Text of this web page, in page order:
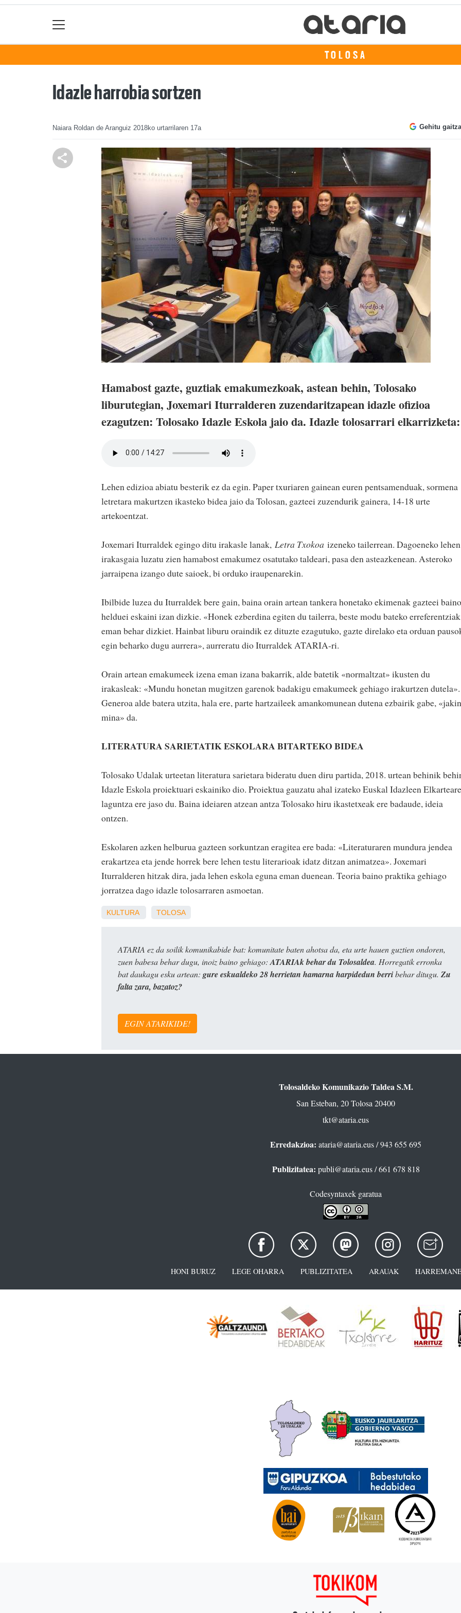
TOLOSA
Idazle harrobia sortzen
Naiara Roldan de Aranguiz 2018ko urtarrilaren 17a Gehitu
Hamabost gazte, guztiak emakumezkoak, astean behin, Tolosako
liburutegian, Joxemari Iturralderen zuzendaritzapean idazle ofizioa
ezagutzen: Tolosako Idazle Eskola jaio da. Idazle tolosarrari elkarrizketa:
Lehen edizioa abiatu besterik ez da egin. Paper txuriaren gainean euren pentsamenduak, sormena
letretara makurtzen ikasteko bidea jaio da Tolosan, gazteei zuzendurik gainera, 14-18 urte
artekoentzat.
Joxemari Iturraldek egingo ditu irakasle lanak, Letra Txokoa izeneko tailerrean. Dagoeneko lehen
irakasgaia luzatu zien hamabost emakumez osatutako taldeari, pasa den asteazkenean. Asteroko
jarraipena izango dute saioek, bi orduko iraupenarekin.
Ibilbide luzea du Iturraldek bere gain, baina orain artean tankera honetako ekimenak gazteei baino
helduei eskaini izan dizkie. «Honek ezberdina egiten du tailerra, beste modu bateko erreferentziak
eman behar dizkiet. Hainbat liburu oraindik ez dituzte ezagutuko, gazte direlako eta orduan
egin beharko dugu aurrera», aurreratu dio Iturraldek ATARIA-ri.
Orain artean emakumeek izena eman izana bakarrik, alde batetik «normaltzat» ikusten du
irakasleak: «Mundu honetan mugitzen garenok badakigu emakumeek gehiago irakurtzen dutela».
Generoa alde batera utzita, hala ere, parte hartzaileek amankomunean dutena ezbairik gabe,
mina» da.
LITERATURA SARIETATIK ESKOLARA BITARTEKO BIDEA
Tolosako Udalak urteetan literatura sarietara bideratu duen diru partida, 2018. urtean behinik
Idazle Eskola proiektuari eskainiko dio. Proiektua gauzatu ahal izateko Euskal Idazleen
laguntza ere jaso du. Baina ideiaren atzean antza Tolosako hiru ikastetxeak ere badaude, ideia
ontzen.
Eskolaren azken helburua gazteen sorkuntzan eragitea ere bada: «Literaturaren mundura jendea
erakartzea eta jende horrek bere lehen testu literarioak idatz ditzan animatzea». Joxemari
Iturralderen hitzak dira, jada lehen eskola eguna eman duenean. Teoria baino praktika gehiago
jorratzea dago idazle tolosarraren asmoetan.
KULTURA TOLOSA
ATARIA ez da soilik komunikabide bat: komunitate baten ahotsa da, eta urte hauen guztien ondoren,
zuen babesa behar dugu, inoiz baino gehiago: ATARIAk behar du Tolosaldea. Horregatik erronka
bat daukagu esku artean: gure eskualdeko 28 herrietan hamarna harpidedun berribehar ditugu. Zu
falta zara, bazatoz?
EGIN ATARIKIDE!
Tolosaldeko Komunikazio Taldea S.M.
San Esteban, 20 Tolosa 20400
tkt@ataria.eus
Erredakzioa: ataria@ataria.eus/ 943 655 695
Publizitatea: publi@ataria.eus/ 661 678 818
Codesyntaxek garatua
HONI BURUZ LEGE OHARRA PUBLIZITATEA ARAUAK